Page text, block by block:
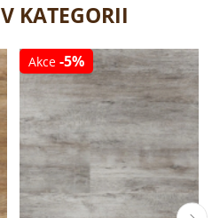
V KATEGORII
Akce -5%